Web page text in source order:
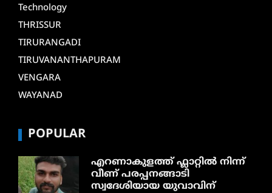
Technology
THRISSUR
TIRURANGADI
TIRUVANANTHAPURAM
VENGARA
WAYANAD
POPULAR
എറണാകുളത്ത് ഫ്ലാറ്റിൽ നിന്ന്
വീണ് പരപ്പനങ്ങാടി
സ്വദേശിയായ യുവാവിന്